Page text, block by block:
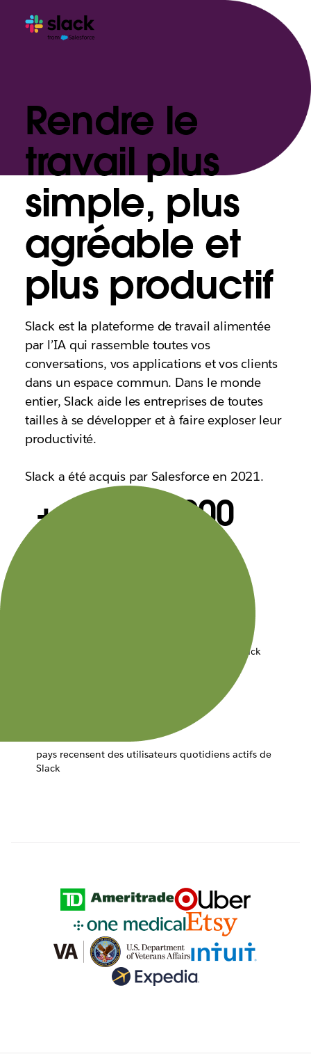
Rendre le
travail plus
simple, plus
agréable et
plus productif
Slack est la plateforme de travail alimentée
par l’IA qui rassemble toutes vos
conversations, vos applications et vos clients
dans un espace commun. Dans le monde
entier, Slack aide les entreprises de toutes
tailles à se développer et à faire exploser leur
productivité.
Slack a été acquis par Salesforce en 2021.
+ de 200 000
sociétés du palmarès Fortune 100 utilisent Slack
pays recensent des utilisateurs quotidiens actifs de
Slack